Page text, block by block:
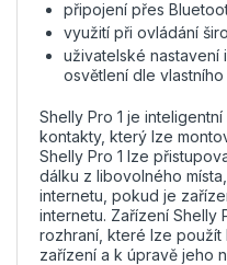
připojení přes
využití při ovládání
uživatelské nastavení
osvětlení dle vlastního
Shelly Pro 1 je
kontakty, který lze
Shelly Pro 1 lze
dálku z libovolného
internetu, pokud je
internetu. Zařízení Shelly
rozhraní, které lze
zařízení a k úpravě jeho